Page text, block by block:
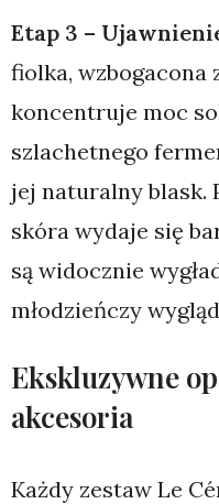
Etap 3 –
fiolka, wzbogacona
koncentruje moc
szlachetnego
jej naturalny blask.
skóra wydaje się
są widocznie
młodzieńczy
Ekskluzywne
akcesoria
Każdy zestaw Le